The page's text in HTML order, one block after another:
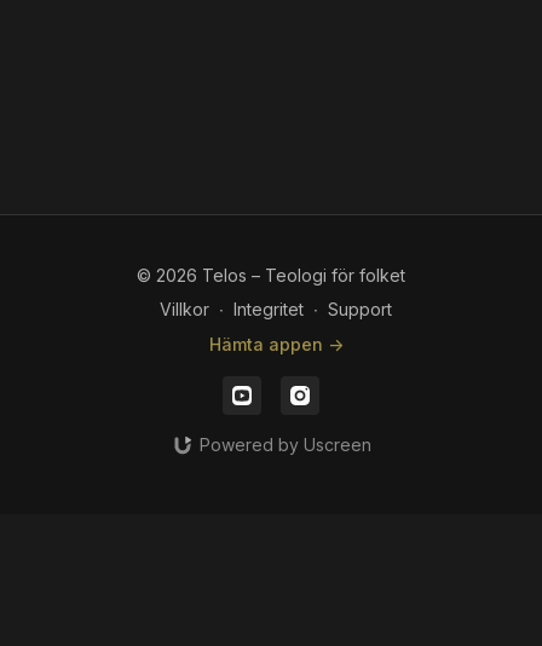
© 2026 Telos – Teologi för folket
Villkor ∙ Integritet ∙ Support
Hämta appen ->
Powered by Uscreen